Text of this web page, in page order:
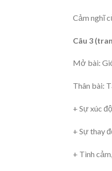
Cảm nghĩ
Câu 3
Mở bài:
Thân bài:
+ Sự xúc
+ Sự thay
+ Tình